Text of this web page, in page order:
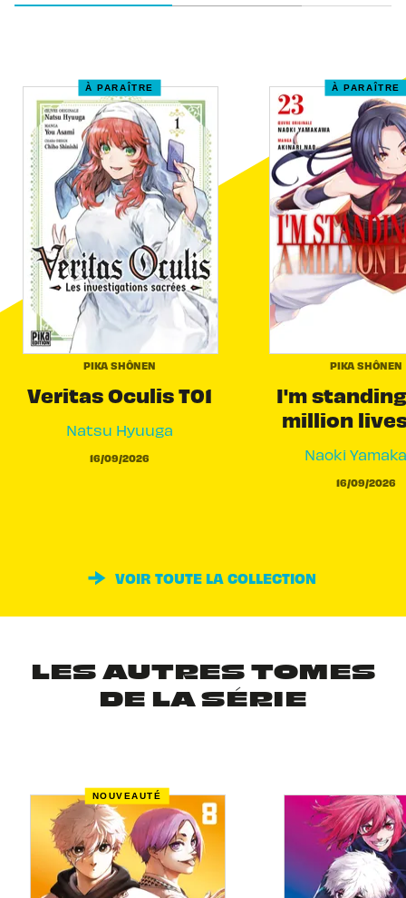
À PARAÎTRE
PIKA SHÔNEN
Veritas Oculis T01
Natsu Hyuuga
16/09/2026
À PARAÎTRE
PIKA SHÔNEN
I'm
million
Naoki
16/09/2026
VOIR TOUTE LA COLLECTION
LES AUTRES TOMES
DE LA SÉRIE
NOUVEAUTÉ